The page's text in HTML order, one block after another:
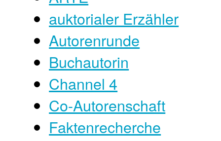
auktorialer Erzähler
Autorenrunde
Buchautorin
Channel 4
Co-Autorenschaft
Faktenrecherche